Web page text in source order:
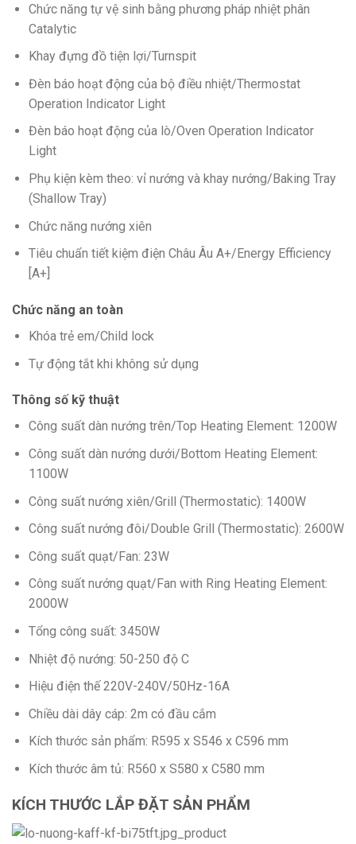
Chức năng tự vệ sinh bằng phương pháp nhiệt phân
Catalytic
Khay đựng đồ tiện lợi/Turnspit
Đèn báo hoạt động của bộ điều nhiệt/Thermostat
Operation Indicator Light
Đèn báo hoạt động của lò/Oven Operation Indicator
Light
Phụ kiện kèm theo: vỉ nướng và khay nướng/Baking Tray
(Shallow Tray)
Chức năng nướng xiên
Tiêu chuẩn tiết kiệm điện Châu Âu A+/Energy Efficiency
[A+]
Chức năng an toàn
Khóa trẻ em/Child lock
Tự động tắt khi không sử dụng
Thông số kỹ thuật
Công suất dàn nướng trên/Top Heating Element: 1200W
Công suất dàn nướng dưới/Bottom Heating Element:
1100W
Công suất nướng xiên/Grill (Thermostatic): 1400W
Công suất nướng đôi/Double Grill (Thermostatic): 2600W
Công suất quạt/Fan: 23W
Công suất nướng quạt/Fan with Ring Heating Element:
2000W
Tổng công suất: 3450W
Nhiệt độ nướng: 50-250 độ C
Hiệu điện thế 220V-240V/50Hz-16A
Chiều dài dây cáp: 2m có đầu cắm
Kích thước sản phẩm: R595 x S546 x C596 mm
Kích thước âm tủ: R560 x S580 x C580 mm
KÍCH THƯỚC LẮP ĐẶT SẢN PHẨM